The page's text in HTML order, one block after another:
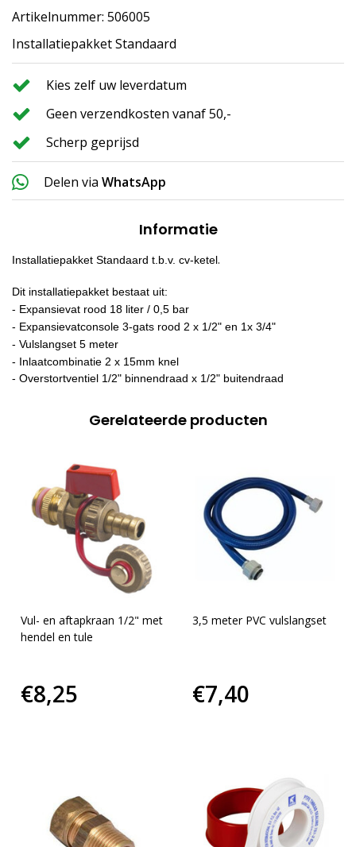
Artikelnummer: 506005
Installatiepakket Standaard
Kies zelf uw leverdatum
Geen verzendkosten vanaf 50,-
Scherp geprijsd
Delen via WhatsApp
Informatie
Installatiepakket Standaard t.b.v. cv-ketel.
Dit installatiepakket bestaat uit:
- Expansievat rood 18 liter / 0,5 bar
- Expansievatconsole 3-gats rood 2 x 1/2" en 1x 3/4"
- Vulslangset 5 meter
- Inlaatcombinatie 2 x 15mm knel
- Overstortventiel 1/2" binnendraad x 1/2" buitendraad
Gerelateerde producten
Vul- en aftapkraan 1/2" met
hendel en tule
€8,25
3,5 meter PVC vulslangset
€7,40